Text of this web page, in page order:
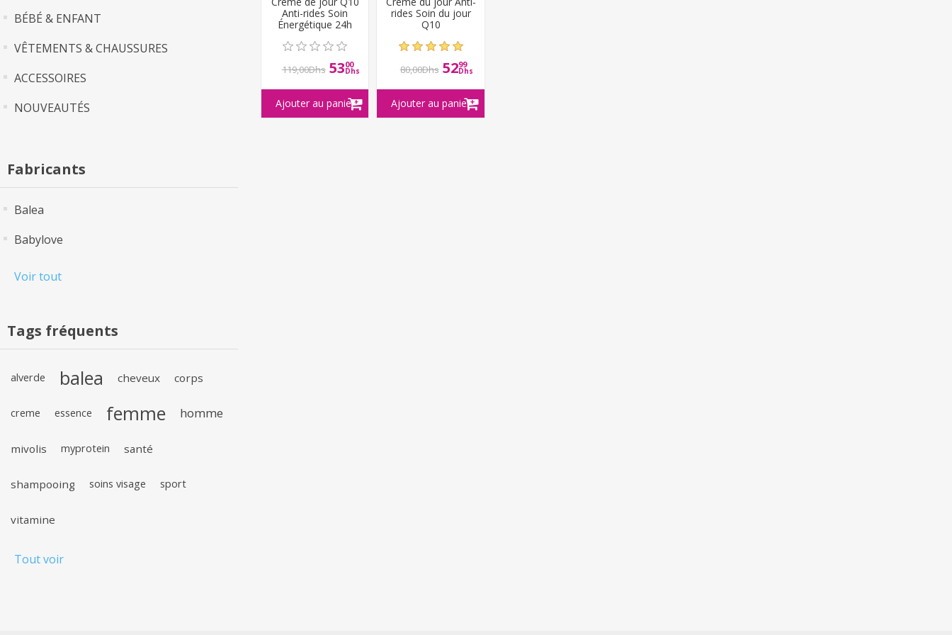
BÉBÉ & ENFANT
VÊTEMENTS & CHAUSSURES
ACCESSOIRES
NOUVEAUTÉS
Fabricants
Balea
Babylove
Voir tout
Tags fréquents
alverde balea cheveux corps
creme essence femme homme
mivolis myprotein santé
shampooing soins visage sport
vitamine
Tout voir
Anti-rides Soin
Énergétique 24h
119,00Dhs 5300
Dhs
rides Soin du jour
Q10
80,00Dhs 5299
Dhs